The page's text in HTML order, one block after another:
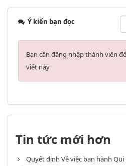
Ý kiến bạn đọc
Bạn cần đăng nhập thành viên
viết này
Tin tức mới hơn
Quyết định Về việc ban hành